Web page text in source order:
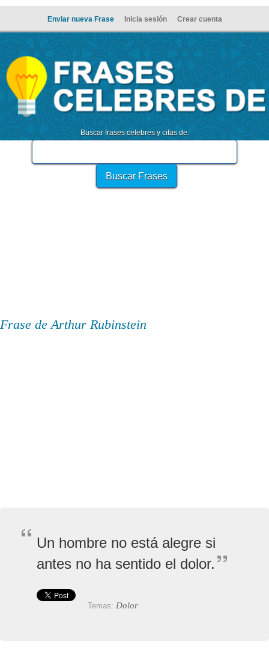
Enviar nueva Frase Inicia sesión Crear cuenta
Buscar frases celebres y citas de:
Frase de Arthur Rubinstein
Un hombre no está alegre si
antes no ha sentido el dolor.
Temas: Dolor